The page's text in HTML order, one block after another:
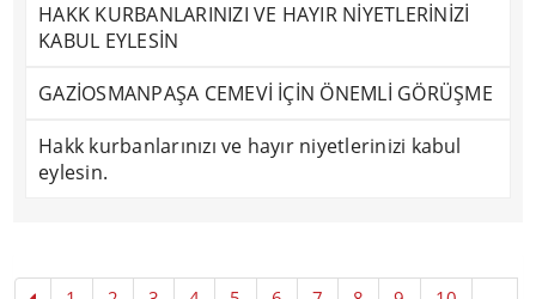
HAKK KURBANLARINIZI VE HAYIR NİYETLERİNİZİ
KABUL EYLESİN
GAZİOSMANPAŞA CEMEVİ İÇİN ÖNEMLİ GÖRÜŞME
Hakk kurbanlarınızı ve hayır niyetlerinizi kabul
eylesin.